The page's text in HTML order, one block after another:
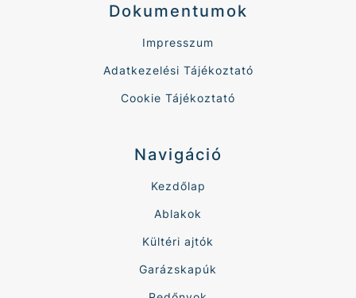
Dokumentumok
Impresszum
Adatkezelési Tájékoztató
Cookie Tájékoztató
Navigáció
Kezdőlap
Ablakok
Kültéri ajtók
Garázskapúk